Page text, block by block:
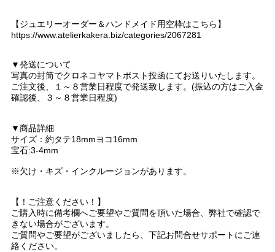
【ジュエリーオーダー＆ハンドメイド用空枠はこちら】
https://www.atelierkakera.biz/categories/2067281
▼発送について
写真の封筒でクロネコヤマトポスト投函にてお送りいたします。
ご注文後、１～８営業日程度で発送致します。(振込の方はご入金
確認後、３～８営業日程度)
▼商品詳細
サイズ：約タテ18mmヨコ16mm
宝石:3-4mm
※欠け・キズ・インクルージョンがあります。
【！ご注意ください！】
ご購入時に備考欄へご要望やご質問を頂いた場合、弊社で確認で
きない場合がございます。
ご質問やご要望がございましたら、下記お問合せサポートにご連
絡ください。